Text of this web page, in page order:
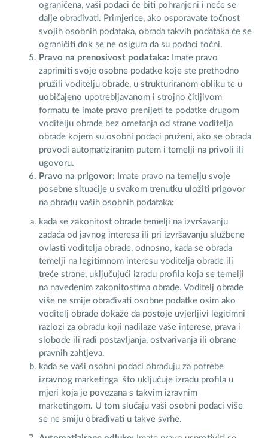
ograničena, vaši podaci će biti pohranjeni i neće se
dalje obrađivati. Primjerice, ako osporavate točnost
svojih osobnih podataka, obrada takvih podataka će se
ograničiti dok se ne osigura da su podaci točni.
Pravo na prenosivost podataka: Imate pravo
zaprimiti svoje osobne podatke koje ste prethodno
pružili voditelju obrade, u strukturiranom obliku te u
uobičajeno upotrebljavanom i strojno čitljivom
formatu te imate pravo prenijeti te podatke drugom
voditelju obrade bez ometanja od strane voditelja
obrade kojem su osobni podaci pruženi, ako se obrada
provodi automatiziranim putem i temelji na privoli ili
ugovoru.
Pravo na prigovor: Imate pravo na temelju svoje
posebne situacije u svakom trenutku uložiti prigovor
na obradu vaših osobnih podataka:
kada se zakonitost obrade temelji na izvršavanju
zadaća od javnog interesa ili pri izvršavanju službene
ovlasti voditelja obrade, odnosno, kada se obrada
temelji na legitimnom interesu voditelja obrade ili
treće strane, uključujući izradu profila koja se temelji
na navedenim zakonitostima obrade. Voditelj obrade
više ne smije obrađivati osobne podatke osim ako
voditelj obrade dokaže da postoje uvjerljivi legitimni
razlozi za obradu koji nadilaze vaše interese, prava i
slobode ili radi postavljanja, ostvarivanja ili obrane
pravnih zahtjeva.
kada se vaši osobni podaci obrađuju za potrebe
izravnog marketinga što uključuje izradu profila u
mjeri koja je povezana s takvim izravnim
marketingom. U tom slučaju vaši osobni podaci više
se ne smiju obrađivati u takve svrhe.